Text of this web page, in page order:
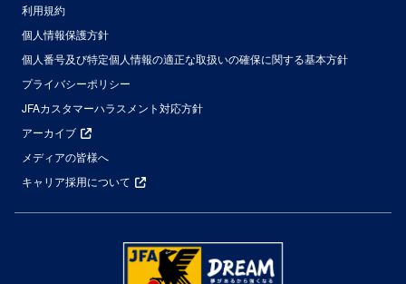
利用規約
個人情報保護方針
個人番号及び特定個人情報の適正な取扱いの確保に関する基本方針
プライバシーポリシー
JFAカスタマーハラスメント対応方針
アーカイブ
メディアの皆様へ
キャリア採用について